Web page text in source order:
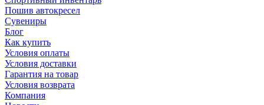
Пошив автокресел
Сувениры
Блог
Как купить
Условия оплаты
Условия доставки
Гарантия на товар
Условия возврата
Компания